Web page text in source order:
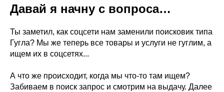
Давай я начну с вопроса…
Ты заметил, как соцсети нам заменили поисковик типа
Гугла? Мы же теперь все товары и услуги не гуглим, а
ищем их в соцсетях...
А что же происходит, когда мы что-то там ищем?
Забиваем в поиск запрос и смотрим на выдачу. Далее